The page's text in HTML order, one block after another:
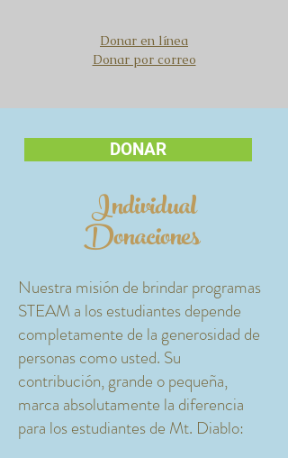
Donar en línea
Donar por correo
DONAR
Individual
Donaciones
Nuestra misión de brindar programas
STEAM a los estudiantes depende
completamente de la generosidad de
personas como usted. Su
contribución, grande o pequeña,
marca absolutamente la diferencia
para los estudiantes de Mt. Diablo: